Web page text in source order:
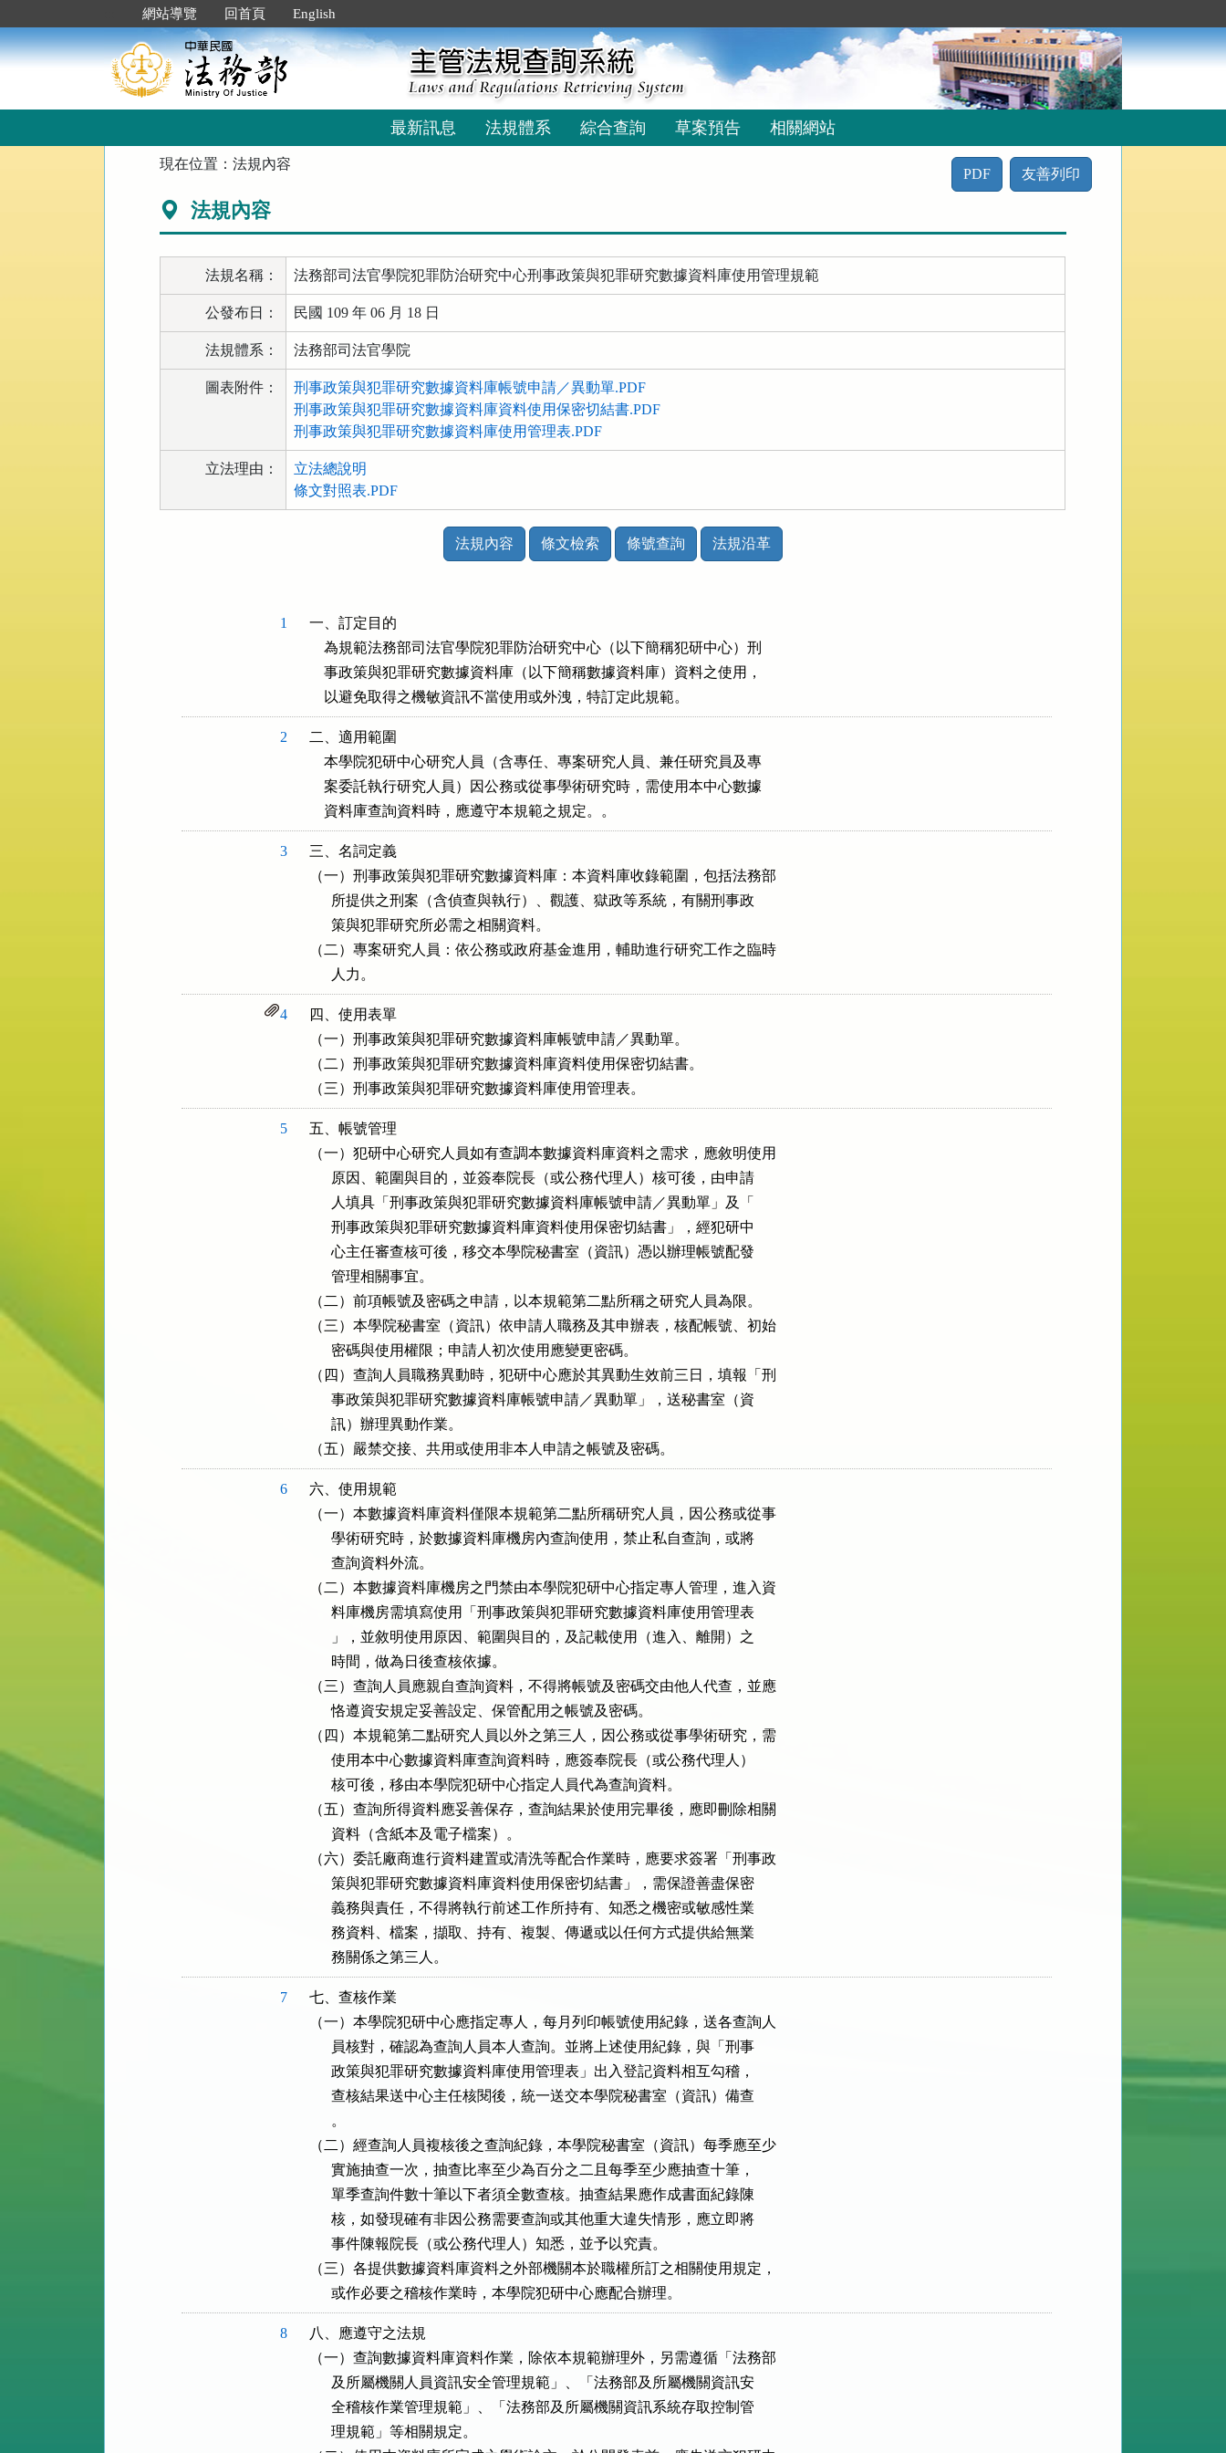
到
主
要
網站導覽 回首頁 English
最新訊息 法規體系 綜合查詢 草案預告 相關網站
現在位置：法規內容
PDF 友善列印
法規內容
法規名稱： 法務部司法官學院犯罪防治研究中心刑事政策與犯罪研究數據資料庫使用管理規範
公發布日： 民國 109 年 06 月 18 日
法規體系： 法務部司法官學院
圖表附件：
刑事政策與犯罪研究數據資料庫帳號申請／異動單.PDF
刑事政策與犯罪研究數據資料庫資料使用保密切結書.PDF
刑事政策與犯罪研究數據資料庫使用管理表.PDF
立法理由：
立法總說明
條文對照表.PDF
法規內容 條文檢索 條號查詢 法規沿革
1
一、訂定目的
    為規範法務部司法官學院犯罪防治研究中心（以下簡稱犯研中心）刑
    事政策與犯罪研究數據資料庫（以下簡稱數據資料庫）資料之使用，
    以避免取得之機敏資訊不當使用或外洩，特訂定此規範。
2
二、適用範圍
    本學院犯研中心研究人員（含專任、專案研究人員、兼任研究員及專
    案委託執行研究人員）因公務或從事學術研究時，需使用本中心數據
    資料庫查詢資料時，應遵守本規範之規定。。
3
三、名詞定義
（一）刑事政策與犯罪研究數據資料庫：本資料庫收錄範圍，包括法務部
      所提供之刑案（含偵查與執行）、觀護、獄政等系統，有關刑事政
      策與犯罪研究所必需之相關資料。
（二）專案研究人員：依公務或政府基金進用，輔助進行研究工作之臨時
      人力。
4
四、使用表單
（一）刑事政策與犯罪研究數據資料庫帳號申請／異動單。
（二）刑事政策與犯罪研究數據資料庫資料使用保密切結書。
（三）刑事政策與犯罪研究數據資料庫使用管理表。
5
五、帳號管理
（一）犯研中心研究人員如有查調本數據資料庫資料之需求，應敘明使用
      原因、範圍與目的，並簽奉院長（或公務代理人）核可後，由申請
      人填具「刑事政策與犯罪研究數據資料庫帳號申請／異動單」及「
      刑事政策與犯罪研究數據資料庫資料使用保密切結書」，經犯研中
      心主任審查核可後，移交本學院秘書室（資訊）憑以辦理帳號配發
      管理相關事宜。
（二）前項帳號及密碼之申請，以本規範第二點所稱之研究人員為限。
（三）本學院秘書室（資訊）依申請人職務及其申辦表，核配帳號、初始
      密碼與使用權限；申請人初次使用應變更密碼。
（四）查詢人員職務異動時，犯研中心應於其異動生效前三日，填報「刑
      事政策與犯罪研究數據資料庫帳號申請／異動單」，送秘書室（資
      訊）辦理異動作業。
（五）嚴禁交接、共用或使用非本人申請之帳號及密碼。
6
六、使用規範
（一）本數據資料庫資料僅限本規範第二點所稱研究人員，因公務或從事
      學術研究時，於數據資料庫機房內查詢使用，禁止私自查詢，或將
      查詢資料外流。
（二）本數據資料庫機房之門禁由本學院犯研中心指定專人管理，進入資
      料庫機房需填寫使用「刑事政策與犯罪研究數據資料庫使用管理表
      」，並敘明使用原因、範圍與目的，及記載使用（進入、離開）之
      時間，做為日後查核依據。
（三）查詢人員應親自查詢資料，不得將帳號及密碼交由他人代查，並應
      恪遵資安規定妥善設定、保管配用之帳號及密碼。
（四）本規範第二點研究人員以外之第三人，因公務或從事學術研究，需
      使用本中心數據資料庫查詢資料時，應簽奉院長（或公務代理人）
      核可後，移由本學院犯研中心指定人員代為查詢資料。
（五）查詢所得資料應妥善保存，查詢結果於使用完畢後，應即刪除相關
      資料（含紙本及電子檔案）。
（六）委託廠商進行資料建置或清洗等配合作業時，應要求簽署「刑事政
      策與犯罪研究數據資料庫資料使用保密切結書」，需保證善盡保密
      義務與責任，不得將執行前述工作所持有、知悉之機密或敏感性業
      務資料、檔案，擷取、持有、複製、傳遞或以任何方式提供給無業
      務關係之第三人。
7
七、查核作業
（一）本學院犯研中心應指定專人，每月列印帳號使用紀錄，送各查詢人
      員核對，確認為查詢人員本人查詢。並將上述使用紀錄，與「刑事
      政策與犯罪研究數據資料庫使用管理表」出入登記資料相互勾稽，
      查核結果送中心主任核閱後，統一送交本學院秘書室（資訊）備查
      。
（二）經查詢人員複核後之查詢紀錄，本學院秘書室（資訊）每季應至少
      實施抽查一次，抽查比率至少為百分之二且每季至少應抽查十筆，
      單季查詢件數十筆以下者須全數查核。抽查結果應作成書面紀錄陳
      核，如發現確有非因公務需要查詢或其他重大違失情形，應立即將
      事件陳報院長（或公務代理人）知悉，並予以究責。
（三）各提供數據資料庫資料之外部機關本於職權所訂之相關使用規定，
      或作必要之稽核作業時，本學院犯研中心應配合辦理。
8
八、應遵守之法規
（一）查詢數據資料庫資料作業，除依本規範辦理外，另需遵循「法務部
      及所屬機關人員資訊安全管理規範」、「法務部及所屬機關資訊安
      全稽核作業管理規範」、「法務部及所屬機關資訊系統存取控制管
      理規範」等相關規定。